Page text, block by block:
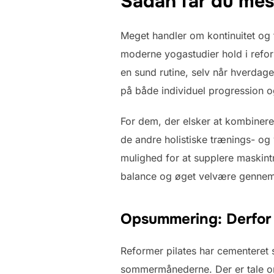
Meget handler om kontinuitet
moderne yogastudier hold i
en sund rutine, selv når
på både individuel progression
For dem, der elsker at
de andre holistiske trænings- og
mulighed for at supplere
balance og øget velvære
Opsummering:
Reformer pilates har
sommermånederne. Der er tale